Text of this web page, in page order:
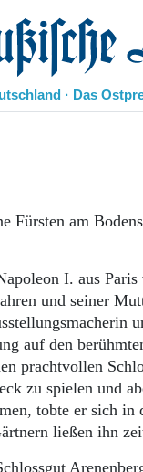
Zeitung
· Das
Berlin-
Danzig und
Fürsten am
I. aus
und seiner
auf den
prachtvollen
zu spielen und
tobte er sich in
ließen ihn